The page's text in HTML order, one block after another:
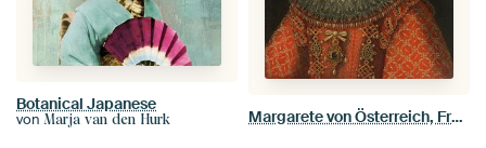
Botanical Japanese
von Marja van den Hurk Margarete von Österreich, Französisch II Pourbus